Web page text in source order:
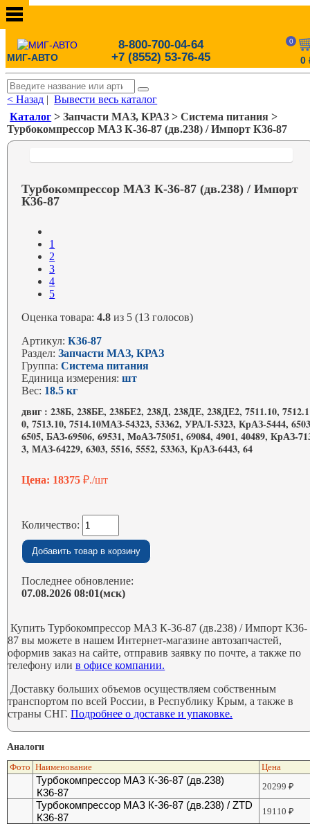
МИГ-АВТО
8-800-700-04-64
+7 (8552) 53-76-45
0
0
< Назад |Вывести весь каталог
Каталог > Запчасти МАЗ, КРАЗ > Система питания >
Турбокомпрессор МАЗ К-36-87 (дв.238) / Импорт К36-87
Турбокомпрессор МАЗ К-36-87 (дв.238) / Импорт
К36-87
1
2
3
4
5
Оценка товара:4.8 из 5 (13 голосов)
Артикул:К36-87
Раздел:Запчасти МАЗ, КРАЗ
Группа:Система питания
Единица измерения:шт
Вес: 18.5 кг
двиг : 238Б, 238БЕ, 238БЕ2, 238Д, 238ДЕ, 238ДЕ2, 7511.10, 7512.1
0, 7513.10, 7514.10МАЗ-54323, 53362, УРАЛ-5323, КрАЗ-5444,
6505, БАЗ-69506, 69531, МоАЗ-75051, 69084, 4901, 40489, КрАЗ-
3, МАЗ-64229, 6303, 5516, 5552, 53363, КрАЗ-6443, 64
Цена: 18375₽./шт
Количество:
Последнее обновление:
07.08.2026 08:01(мск)
Купить Турбокомпрессор МАЗ К-36-87 (дв.238) / Импорт К36-
87 вы можете в нашем Интернет-магазине автозапчастей,
оформив заказ на сайте, отправив заявку по почте, а также по
телефону илив офисе компании.
Доставку больших объемов осуществляем собственным
транспортом по всей России, в Республику Крым, а также в
страны СНГ.Подробнее о доставке и упаковке.
Аналоги
Фото Наименование Цена
Турбокомпрессор МАЗ К-36-87 (дв.238)
К36-87
20299₽
Турбокомпрессор МАЗ К-36-87 (дв.238) / ZTD
К36-87
19110₽